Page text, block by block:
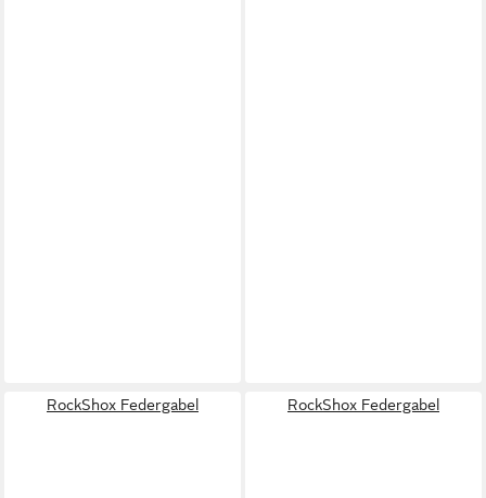
RockShox Federgabel RockShox Federgabel